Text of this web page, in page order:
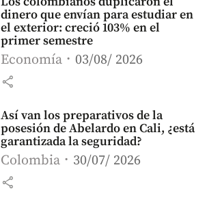
dinero que envían para estudiar en
el exterior: creció 103% en el
primer semestre
Economía 03/08/ 2026
share
Así van los preparativos de la
posesión de Abelardo en Cali, ¿está
garantizada la seguridad?
Colombia 30/07/ 2026
share